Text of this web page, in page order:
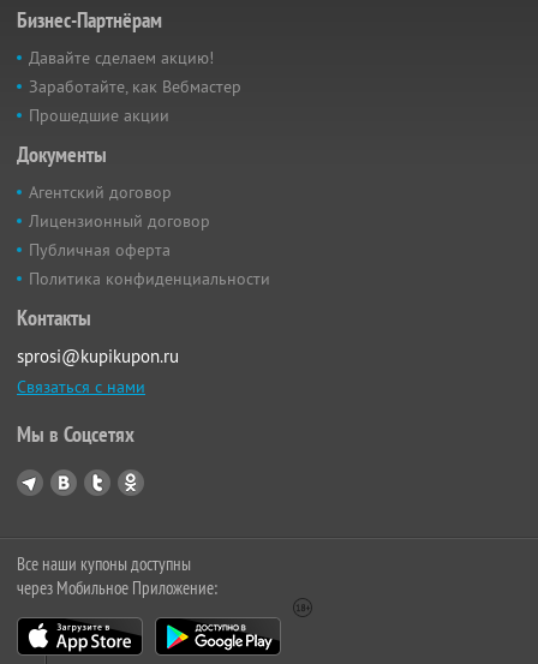
Бизнес-Партнёрам
Давайте сделаем акцию!
Заработайте, как Вебмастер
Прошедшие акции
Документы
Агентский договор
Лицензионный договор
Публичная оферта
Политика конфиденциальности
Контакты
sprosi@kupikupon.ru
Связаться с нами
Мы в Соцсетях
Все наши купоны доступны
через Мобильное Приложение: